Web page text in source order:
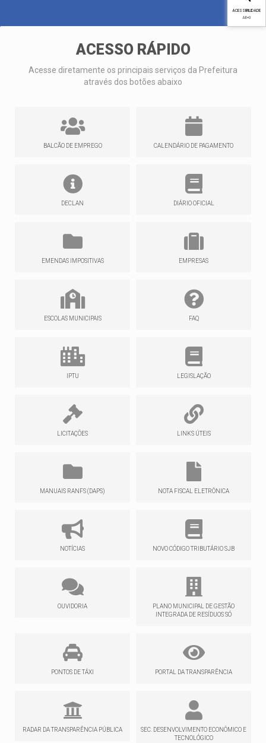
ACESSIBILIDADE
Alt+0
ACESSO RÁPIDO
Acesse diretamente os principais serviços da Prefeitura
através dos botões abaixo
BALCÃO DE EMPREGO CALENDÁRIO DE PAGAMENTO
DECLAN DIÁRIO OFICIAL
EMENDAS IMPOSITIVAS EMPRESAS
ESCOLAS MUNICIPAIS FAQ
IPTU LEGISLAÇÃO
LICITAÇÕES LINKS ÚTEIS
MANUAIS RANFS (DAPS) NOTA FISCAL ELETRÔNICA
NOTÍCIAS NOVO CÓDIGO TRIBUTÁRIO SJB
OUVIDORIA
PLANO MUNICIPAL DE GESTÃO
INTEGRADA DE RESÍDUOS SÓ
PONTOS DE TÁXI PORTAL DA TRANSPARÊNCIA
RADAR DA TRANSPARÊNCIA PÚBLICA
SEC. DESENVOLVIMENTO ECONÔMICO E
TECNOLÓGICO